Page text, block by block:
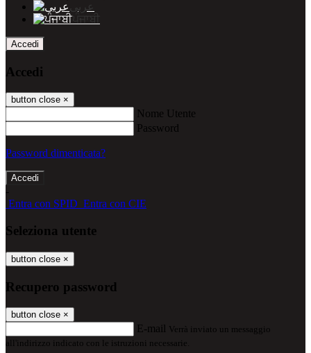
عربى
ਪੰਜਾਬੀ
Accedi
Accedi
button close ×
Nome Utente
Password
Password dimenticata?
-
Entra con SPID Entra con CIE
Seleziona utente
button close ×
Recupero password
button close ×
E-mail Verrà inviato un messaggio
all'indirizzo indicato con le istruzioni necessarie.